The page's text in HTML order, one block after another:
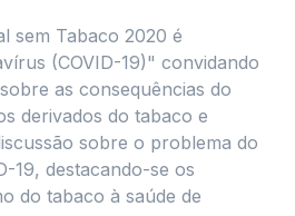
sem Tabaco 2020 é
(COVID-19)" convidando
as consequências do
derivados do tabaco e
sobre o problema do
19, destacando-se os
do tabaco à saúde de